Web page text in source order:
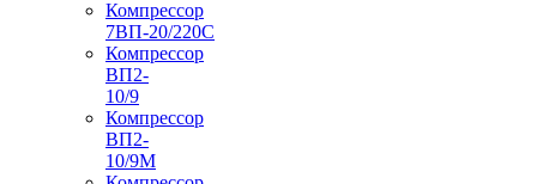
Компрессор
7ВП-20/220С
Компрессор
ВП2-
10/9
Компрессор
ВП2-
10/9М